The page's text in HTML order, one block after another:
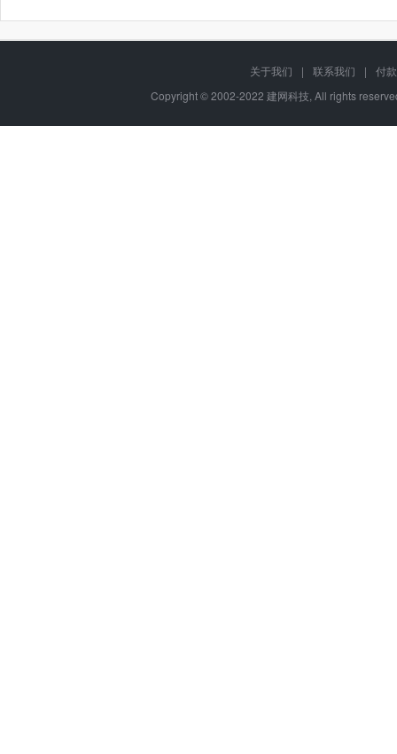
关于我们 | 联系我们 |
付
Copyright © 2002-2022 建网科技, All rights